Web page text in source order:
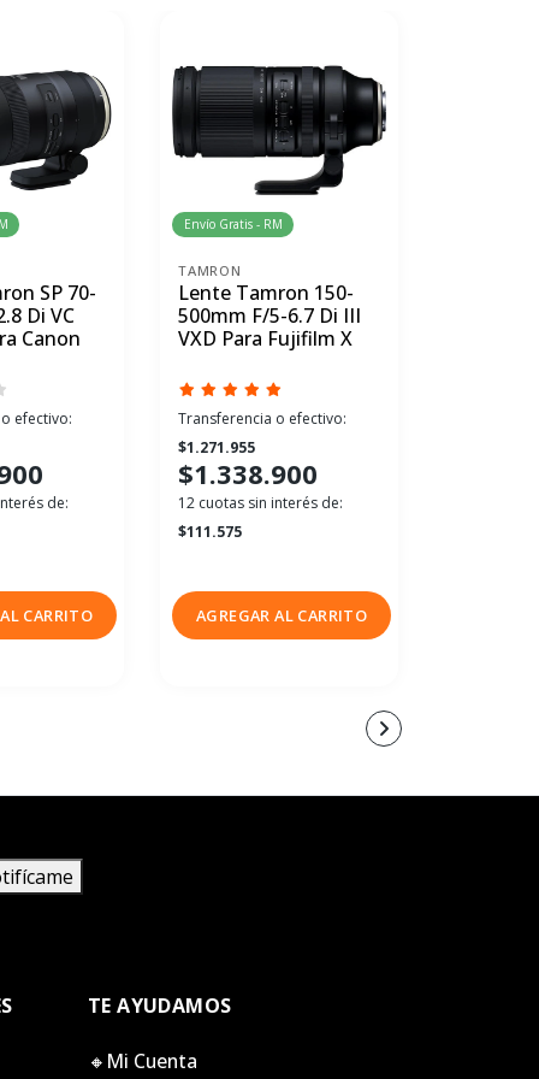
SP 70-
Di VC
Canon
efectivo:
de:
CARRITO
Envío Gratis - RM
TAMRON
Lente Tamron 150-
500mm F/5-6.7 Di III
VXD Para Fujifilm X
Transferencia o efectivo:
$1.271.955
$1.338.900
12 cuotas sin interés de:
$111.575
AGREGAR AL CARRITO
TE AYUDAMOS
🔸Mi Cuenta